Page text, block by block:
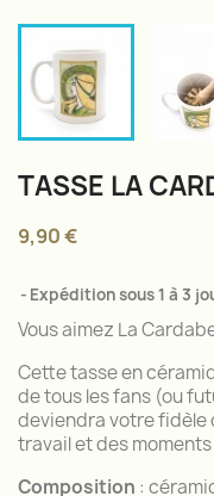
TASSE LA
9,90 €
Expédition sous 1 à 3
Vous aimez La
Cette tasse en
de tous les fans (ou
deviendra votre fidèle
travail et des
Composition :